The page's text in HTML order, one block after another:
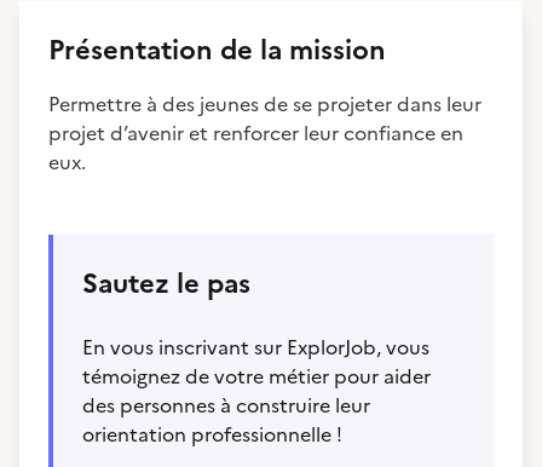
Présentation de la mission
Permettre à des jeunes de se projeter dans leur
projet d’avenir et renforcer leur confiance en
eux.
Sautez le pas
En vous inscrivant sur ExplorJob, vous
témoignez de votre métier pour aider
des personnes à construire leur
orientation professionnelle !